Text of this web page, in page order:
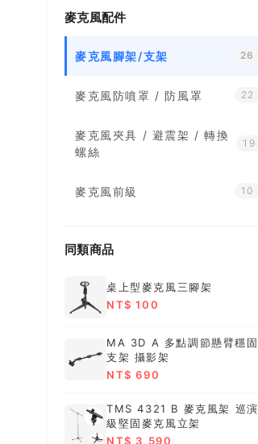
麥克風配件
麥克風腳架/支架 26
麥克風防噴罩 / 防風罩 22
麥克風夾具 / 避震架 / 轉換
螺絲
19
麥克風前級 10
同類商品
桌上型麥克風三腳架
NT$ 100
MA 3D A 多點調節懸臂穩固
支架 攝影架
NT$ 690
TMS 4321 B 麥克風架 巡演
級堅固麥克風立架
NT$ 3,590